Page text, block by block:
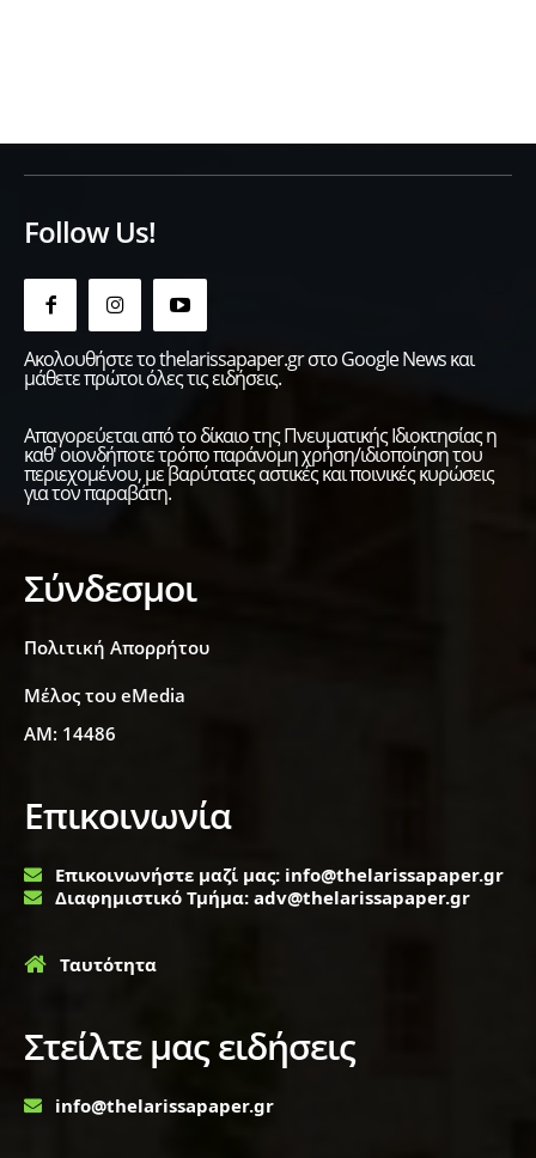
Follow Us!
Ακολουθήστε το thelarissapaper.gr στο Google News και
μάθετε πρώτοι όλες τις ειδήσεις.
Απαγορεύεται από το δίκαιο της Πνευματικής Ιδιοκτησίας η
καθ' οιονδήποτε τρόπο παράνομη χρήση/ιδιοποίηση του
περιεχομένου, με βαρύτατες αστικές και ποινικές κυρώσεις
για τον παραβάτη.
Σύνδεσμοι
Πολιτική Απορρήτου
Μέλος του eMedia
ΑΜ: 14486
Επικοινωνία
Επικοινωνήστε μαζί μας: info@thelarissapaper.gr
Διαφημιστικό Τμήμα: adv@thelarissapaper.gr
Ταυτότητα
Στείλτε μας ειδήσεις
info@thelarissapaper.gr